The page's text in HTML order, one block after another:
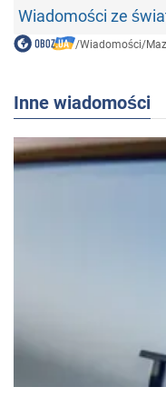
Wiadomości ze
/Wiadomości/
Inne wiadomości